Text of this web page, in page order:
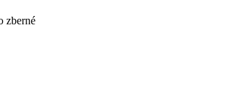
zberné